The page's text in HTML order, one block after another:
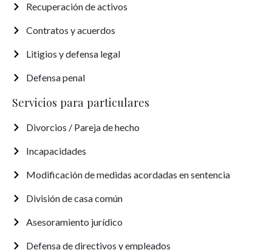
Recuperación de activos
Contratos y acuerdos
Litigios y defensa legal
Defensa penal
Servicios para particulares
Divorcios / Pareja de hecho
Incapacidades
Modificación de medidas acordadas en sentencia
División de casa común
Asesoramiento jurídico
Defensa de directivos y empleados